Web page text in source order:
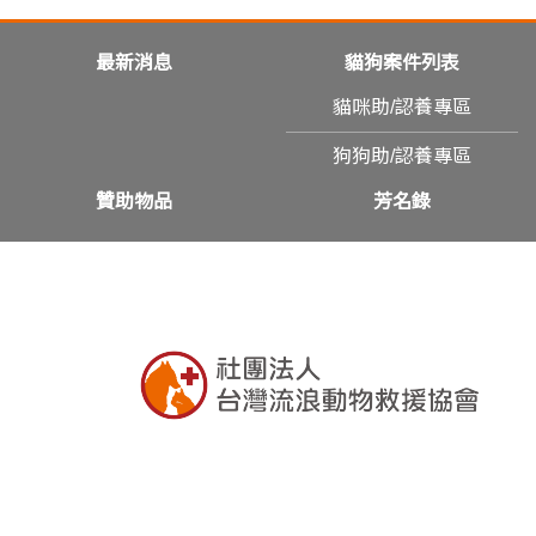
最新消息 貓狗案件列表
貓咪助/認養專區
狗狗助/認養專區
贊助物品 芳名錄